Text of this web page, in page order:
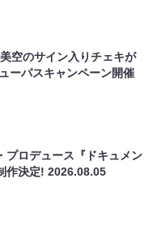
空のサイン入りチェキが
ーパスキャンペーン開催
プロデュース『ドキュメン
作決定!2026.08.05